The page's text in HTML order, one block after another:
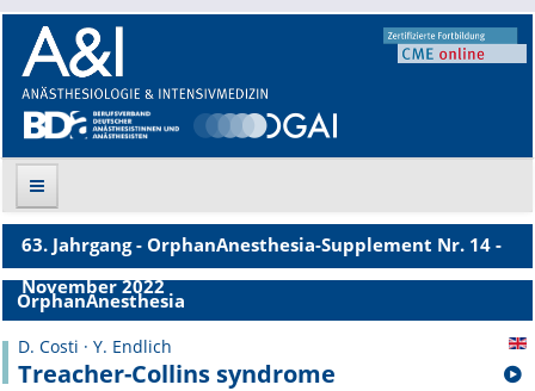
Suche
Aktuelle Ausgabe
Leitlinien
63. Jahrgang - OrphanAnesthesia-Supplement Nr. 14 -
November 2022
OrphanAnesthesia
D. Costi · Y. Endlich
Treacher-Collins syndrome